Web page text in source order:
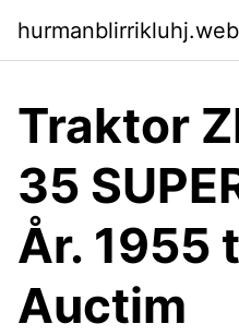
Traktor
35
År. 1955
Auctim